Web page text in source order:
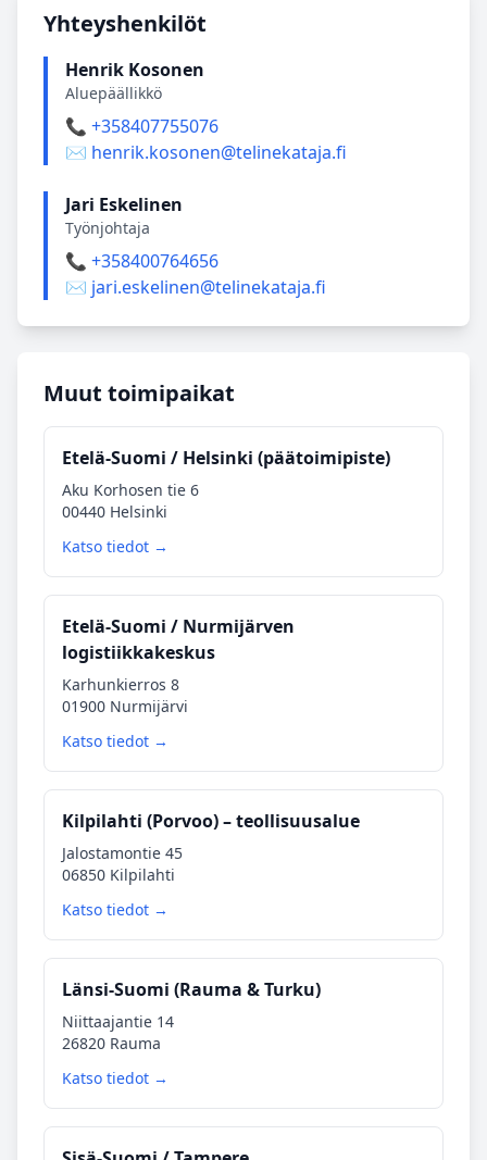
Yhteyshenkilöt
Henrik Kosonen
Aluepäällikkö
📞 +358407755076
✉️ henrik.kosonen@telinekataja.fi
Jari Eskelinen
Työnjohtaja
📞 +358400764656
✉️ jari.eskelinen@telinekataja.fi
Muut toimipaikat
Etelä‑Suomi / Helsinki (päätoimipiste)
Aku Korhosen tie 6
00440 Helsinki
Katso tiedot →
Etelä‑Suomi / Nurmijärven
logistiikkakeskus
Karhunkierros 8
01900 Nurmijärvi
Katso tiedot →
Kilpilahti (Porvoo) – teollisuusalue
Jalostamontie 45
06850 Kilpilahti
Katso tiedot →
Länsi‑Suomi (Rauma & Turku)
Niittaajantie 14
26820 Rauma
Katso tiedot →